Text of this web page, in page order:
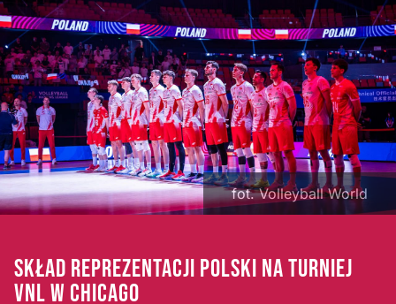
fot. Volleyball World
SKŁAD REPREZENTACJI POLSKI NA TURNIEJ
VNL W CHICAGO